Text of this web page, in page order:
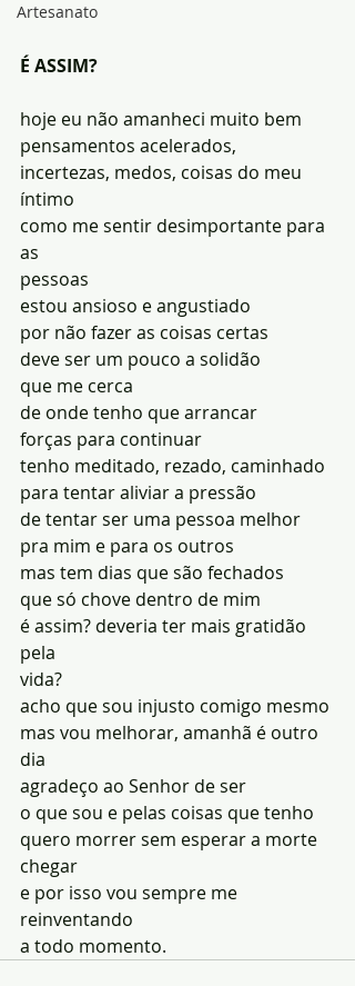
Artesanato
É ASSIM?
hoje eu não amanheci muito bem
pensamentos acelerados,
incertezas, medos, coisas do meu
íntimo
como me sentir desimportante para
as
pessoas
estou ansioso e angustiado
por não fazer as coisas certas
deve ser um pouco a solidão
que me cerca
de onde tenho que arrancar
forças para continuar
tenho meditado, rezado, caminhado
para tentar aliviar a pressão
de tentar ser uma pessoa melhor
pra mim e para os outros
mas tem dias que são fechados
que só chove dentro de mim
é assim? deveria ter mais gratidão
pela
vida?
acho que sou injusto comigo mesmo
mas vou melhorar, amanhã é outro
dia
agradeço ao Senhor de ser
o que sou e pelas coisas que tenho
quero morrer sem esperar a morte
chegar
e por isso vou sempre me
reinventando
a todo momento.